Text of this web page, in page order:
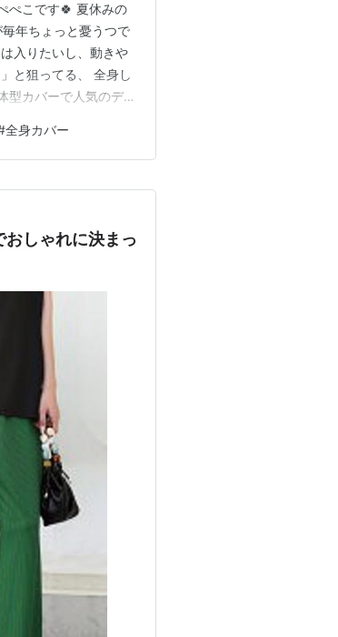
ぺこです🍀 夏休みの
年ちょっと憂うつで
入りたいし、動きや
と狙ってる、 全身し
型カバーで人気のディ
クトップ上下、レギ
全身カバー
おしゃれに決まっ